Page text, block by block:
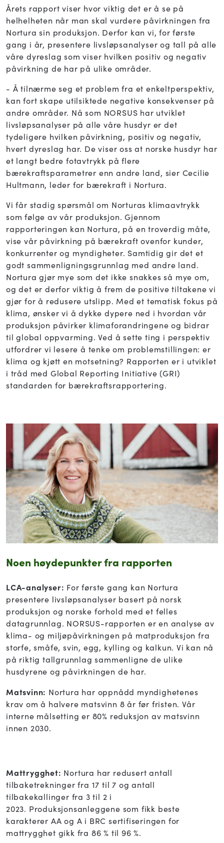
Årets rapport viser hvor viktig det er å se på
helhelheten når man skal vurdere påvirkningen fra
Nortura sin produksjon. Derfor kan vi, for første
gang i år, presentere livsløpsanalyser og tall på alle
våre dyreslag som viser hvilken positiv og negativ
påvirkning de har på ulike områder.
- Å tilnærme seg et problem fra et enkeltperspektiv,
kan fort skape utilsiktede negative konsekvenser på
andre områder. Nå som NORSUS har utviklet
livsløpsanalyser på alle våre husdyr er det
tydeligere hvilken påvirkning, positiv og negativ,
hvert dyreslag har. De viser oss at norske husdyr har
et langt bedre fotavtrykk på flere
bærekraftsparametrer enn andre land, sier Cecilie
Hultmann, leder for bærekraft i Nortura.
Vi får stadig spørsmål om Norturas klimaavtrykk
som følge av vår produksjon. Gjennom
rapporteringen kan Nortura, på en troverdig måte,
vise vår påvirkning på bærekraft ovenfor kunder,
konkurrenter og myndigheter. Samtidig gir det et
godt sammenligningsgrunnlag med andre land.
Nortura gjør mye som det ikke snakkes så mye om,
og det er derfor viktig å frem de positive tiltakene vi
gjør for å redusere utslipp. Med et tematisk fokus på
klima, ønsker vi å dykke dypere ned i hvordan vår
produksjon påvirker klimaforandringene og bidrar
til global oppvarming. Ved å sette ting i perspektiv
utfordrer vi lesere å tenke om problemstillingen: er
klima og kjøtt en motsetning? Rapporten er i utviklet
i tråd med Global Reporting Initiative (GRI)
standarden for bærekraftsrapportering.
Noen høydepunkter fra rapporten
LCA-analyser: For første gang kan Nortura
presentere livsløpsanalyser basert på norsk
produksjon og norske forhold med et felles
datagrunnlag. NORSUS-rapporten er en analyse av
klima- og miljøpåvirkningen på matproduksjon fra
storfe, småfe, svin, egg, kylling og kalkun. Vi kan nå
på riktig tallgrunnlag sammenligne de ulike
husdyrene og påvirkningen de har.
Matsvinn: Nortura har oppnådd myndighetenes
krav om å halvere matsvinn 8 år før fristen. Vår
interne målsetting er 80% reduksjon av matsvinn
innen 2030.
Mattrygghet: Nortura har redusert antall
tilbaketrekninger fra 17 til 7 og antall
tilbakekallinger fra 3 til 2 i
2023. Produksjonsanleggene som fikk beste
karakterer AA og A i BRC sertifiseringen for
mattrygghet gikk fra 86 % til 96 %.